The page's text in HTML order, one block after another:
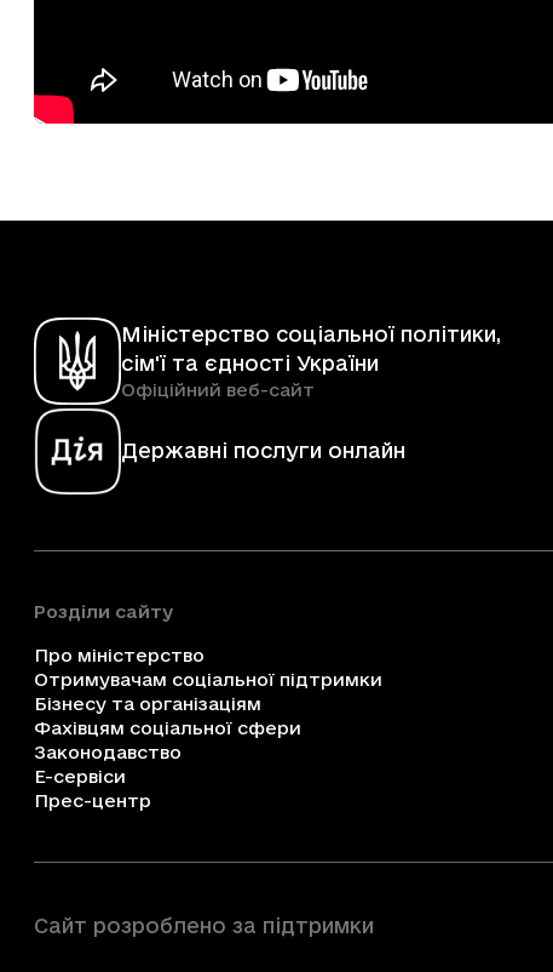
Міністерство соціальної політики,
сім'ї та єдності України
Офіційний веб-сайт
Державні послуги онлайн
Розділи сайту
Про міністерство
Отримувачам соціальної підтримки
Бізнесу та організаціям
Фахівцям соціальної сфери
Законодавство
Е-сервіси
Прес-центр
Сайт розроблено за підтримки